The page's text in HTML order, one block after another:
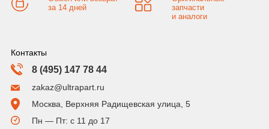
за 14 дней
запчасти
и аналоги
Контакты
8 (495) 147 78 44
zakaz@ultrapart.ru
Москва, Верхняя Радищевская улица, 5
Пн — Пт: с 11 до 17